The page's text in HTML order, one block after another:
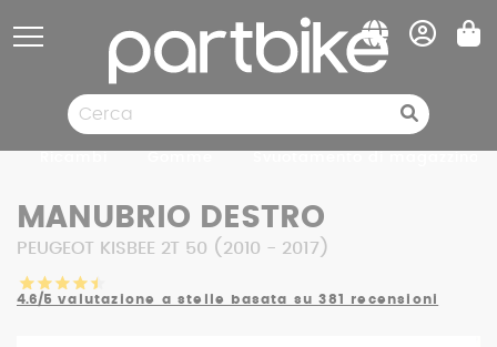
MANUBRIO DESTRO
PEUGEOT KISBEE 2T 50 (2010 - 2017)
4.6/5 valutazione a stelle basata su 381 recensioni